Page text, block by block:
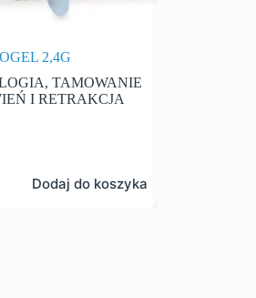
2,4G
,TAMOWANIE
I RETRAKCJA
Dodaj do koszyka